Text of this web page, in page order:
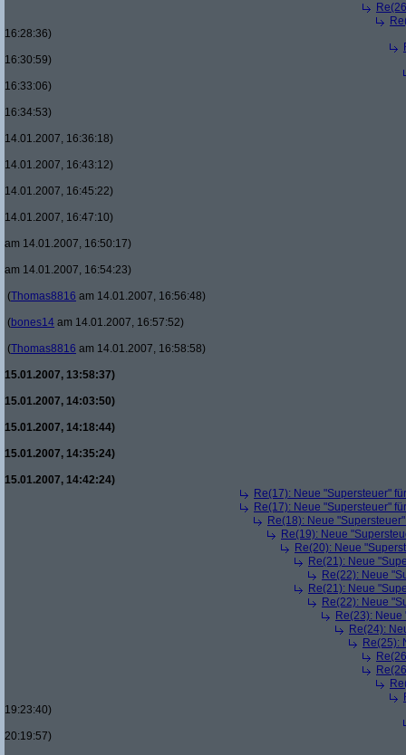
16:28:36)
16:30:59)
16:33:06)
16:34:53)
14.01.2007, 16:36:18)
14.01.2007, 16:43:12)
14.01.2007, 16:45:22)
14.01.2007, 16:47:10)
am 14.01.2007, 16:50:17)
am 14.01.2007, 16:54:23)
(Thomas8816 am 14.01.2007, 16:56:48)
(bones14 am 14.01.2007, 16:57:52)
(Thomas8816 am 14.01.2007, 16:58:58)
15.01.2007, 13:58:37)
15.01.2007, 14:03:50)
15.01.2007, 14:18:44)
15.01.2007, 14:35:24)
15.01.2007, 14:42:24)
Re(17): Neue "Supersteuer"
Re(17): Neue "Supersteuer"
Re(18): Neue
Re(19): Neue
Re(20): Neue
Re(21): Neue
Re(22): Neue
Re(21): Neue
Re(22): Neue
Re(23):
Re(24):
Re(25):
19:23:40)
20:19:57)